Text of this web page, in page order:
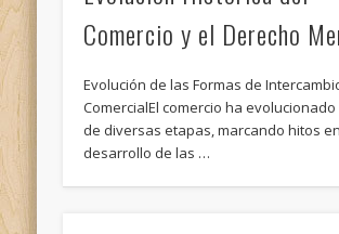
Comercio y el Derecho
Evolución de las Formas de
ComercialEl comercio ha
de diversas etapas, marcando hitos
desarrollo de las …